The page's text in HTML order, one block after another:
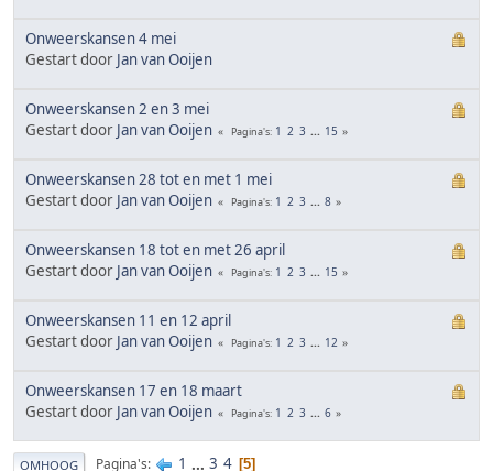
Onweerskansen 4 mei
Gestart door Jan van Ooijen
Onweerskansen 2 en 3 mei
Gestart door Jan van Ooijen Pagina's 1 2 3 ... 15
Onweerskansen 28 tot en met 1 mei
Gestart door Jan van Ooijen Pagina's 1 2 3 ... 8
Onweerskansen 18 tot en met 26 april
Gestart door Jan van Ooijen Pagina's 1 2 3 ... 15
Onweerskansen 11 en 12 april
Gestart door Jan van Ooijen Pagina's 1 2 3 ... 12
Onweerskansen 17 en 18 maart
Gestart door Jan van Ooijen Pagina's 1 2 3 ... 6
OMHOOG Pagina's 1 ... 3 4 5